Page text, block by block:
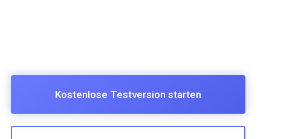
Kostenlose Testversion starten